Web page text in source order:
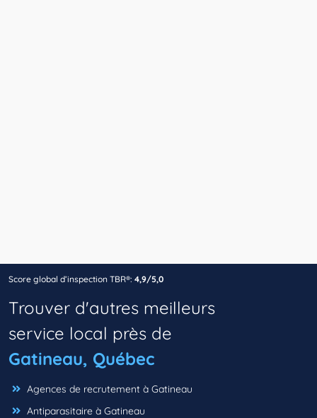
Score global d’inspection TBR®: 4,9/5,0
Trouver d'autres meilleurs
service local près de
Gatineau, Québec
Agences de recrutement à Gatineau
Antiparasitaire à Gatineau